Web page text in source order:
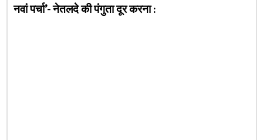
नवां पर्चा’- नेतलदे की पंगुता दूर करना :